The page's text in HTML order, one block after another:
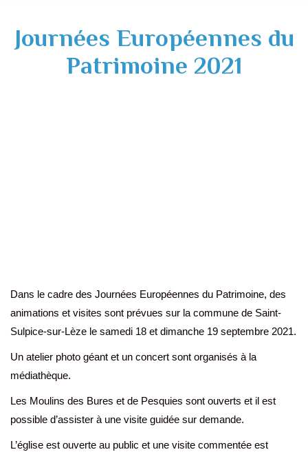
Journées Européennes du
Patrimoine 2021
Dans le cadre des Journées Européennes du Patrimoine, des
animations et visites sont prévues sur la commune de Saint-
Sulpice-sur-Lèze le samedi 18 et dimanche 19 septembre 2021.
Un atelier photo géant et un concert sont organisés à la
médiathèque.
Les Moulins des Bures et de Pesquies sont ouverts et il est
possible d’assister à une visite guidée sur demande.
L’église est ouverte au public et une visite commentée est